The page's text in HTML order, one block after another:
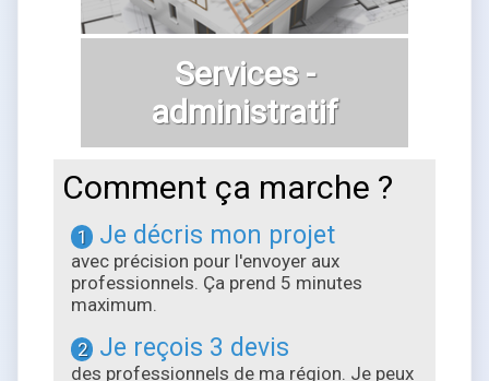
Services -
administratif
Comment ça marche ?
1 Je décris mon projet
avec précision pour l'envoyer aux
professionnels. Ça prend 5 minutes
maximum.
2 Je reçois 3 devis
des professionnels de ma région. Je peux